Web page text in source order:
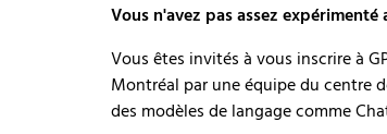
Vous n'avez pas assez
Vous êtes invités à vous inscrire à
Montréal par une équipe du centre
des modèles de langage comme